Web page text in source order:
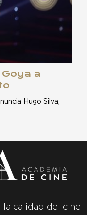
a
Hugo Silva,
la calidad del cine